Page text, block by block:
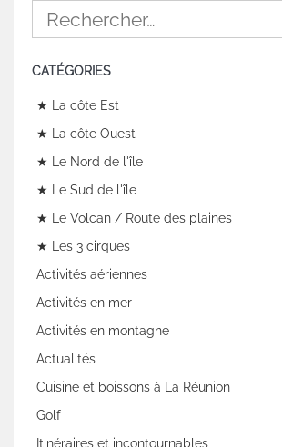
CATÉGORIES
★ La côte Est
★ La côte Ouest
★ Le Nord de l'île
★ Le Sud de l'île
★ Le Volcan / Route des plaines
★ Les 3 cirques
Activités aériennes
Activités en mer
Activités en montagne
Actualités
Cuisine et boissons à La Réunion
Golf
Itinéraires et incontournables